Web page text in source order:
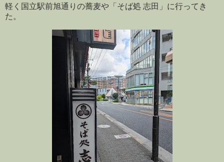
軽く国立駅前旭通りの蕎麦や「そば処 志田」に行ってき
た。